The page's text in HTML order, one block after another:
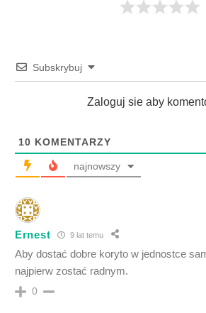
Subskrybuj
Zaloguj sie aby
10 KOMENTARZY
najnowszy
Ernest 9 lat temu
Aby dostać dobre koryto w jednostce
najpierw zostać radnym.
0